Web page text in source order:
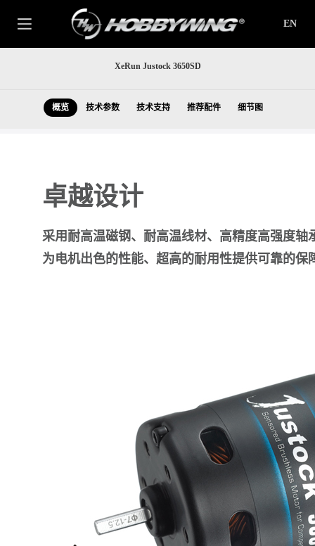
EN
XeRun Justock 3650SD
概览 技术参数 技术支持 推荐配件 细节图
卓越设计
采用耐高温磁钢、耐高温线材、高精度高强度轴
为电机出色的性能、超高的耐用性提供可靠的保